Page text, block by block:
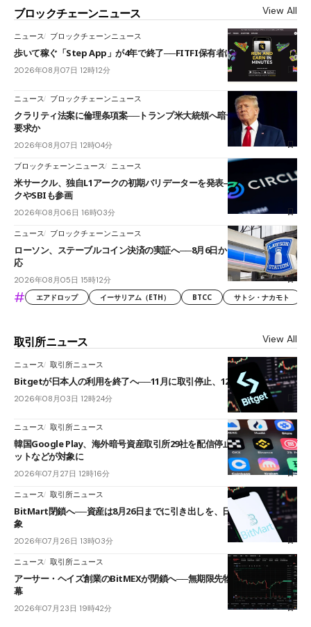
ブロックチェーンニュース View All
ニュース ブロックチェーンニュース
歩いて稼ぐ「Step App」が4年で終了──FITFI保有者に対応呼びかけ
2026年08月07日 12時12分
ニュース ブロックチェーンニュース
クラリティ法案に倫理条項案──トランプ米大統領へ暗号資産事業の売却
要求か
2026年08月07日 12時04分
ブロックチェーンニュース ニュース
米サークル、独自L1アークの初期バリデーターを発表――ブラックロッ
クやSBIも参画
2026年08月06日 16時03分
ニュース ブロックチェーンニュース
ローソン、ステーブルコイン決済の実証へ──8月6日からJPYCやUSDC対
応
2026年08月05日 15時12分
# エアドロップ イーサリアム（ETH） BTCC サトシ・ナカモト
取引所ニュース View All
ニュース 取引所ニュース
Bitgetが日本人の利用を終了へ──11月に取引停止、12月末に強制決済
2026年08月03日 12時24分
ニュース 取引所ニュース
韓国Google Play、海外暗号資産取引所29社を配信停止──OKXやバイビ
ットなどが対象に
2026年07月27日 12時16分
ニュース 取引所ニュース
BitMart閉鎖へ──資産は8月26日までに引き出しを、日本人利用者も対
象
2026年07月26日 13時03分
ニュース 取引所ニュース
アーサー・ヘイズ創業のBitMEXが閉鎖へ──無期限先物を生んだ11年に
幕
2026年07月23日 19時42分